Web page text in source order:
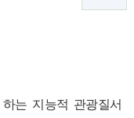
는 지능적 관광질서